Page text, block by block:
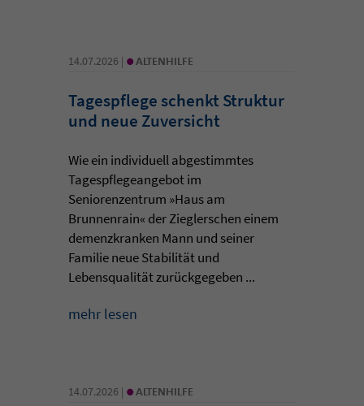
14.07.2026 | • ALTENHILFE
Tagespflege schenkt Struktur
und neue Zuversicht
Wie ein individuell abgestimmtes
Tagespflegeangebot im
Seniorenzentrum »Haus am
Brunnenrain« der Zieglerschen einem
demenzkranken Mann und seiner
Familie neue Stabilität und
Lebensqualität zurückgegeben ...
mehr lesen
14.07.2026 | • ALTENHILFE